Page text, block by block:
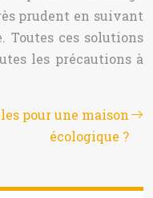
prudent en suivant
Toutes ces solutions
les précautions à
pour une maison
écologique ?